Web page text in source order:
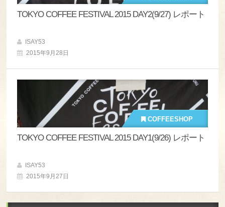
TOKYO COFFEE FESTIVAL 2015 DAY2(9/27) レポート
ISAY53
2015年9月28日
COFFEESHOP
TOKYO COFFEE FESTIVAL 2015 DAY1(9/26) レポート
ISAY53
2015年9月27日